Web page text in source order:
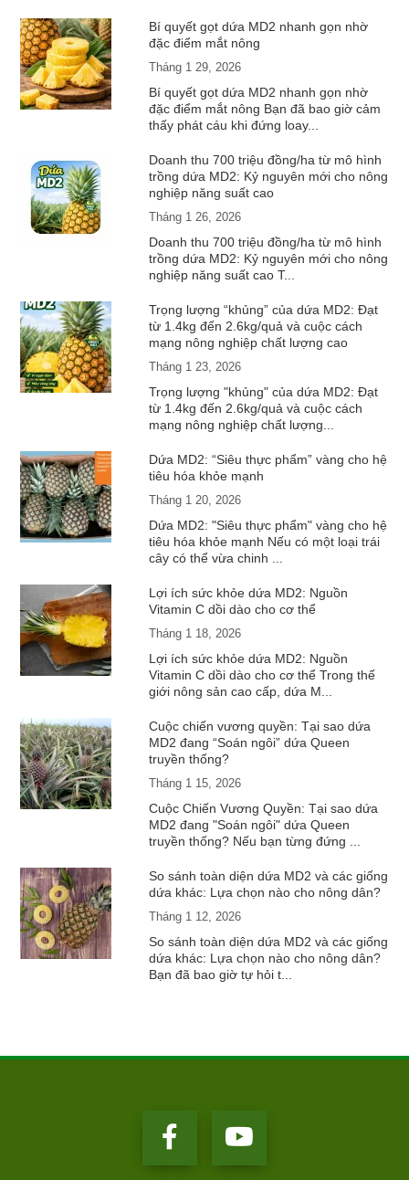
Bí quyết gọt dứa MD2 nhanh gọn nhờ
đặc điểm mắt nông
Tháng 1 29, 2026
Bí quyết gọt dứa MD2 nhanh gọn nhờ
đặc điểm mắt nông Bạn đã bao giờ cảm
thấy phát cáu khi đứng loay...
Doanh thu 700 triệu đồng/ha từ mô hình
trồng dứa MD2: Kỷ nguyên mới cho nông
nghiệp năng suất cao
Tháng 1 26, 2026
Doanh thu 700 triệu đồng/ha từ mô hình
trồng dứa MD2: Kỷ nguyên mới cho nông
nghiệp năng suất cao T...
Trọng lượng “khủng” của dứa MD2: Đạt
từ 1.4kg đến 2.6kg/quả và cuộc cách
mạng nông nghiệp chất lượng cao
Tháng 1 23, 2026
Trọng lượng "khủng" của dứa MD2: Đạt
từ 1.4kg đến 2.6kg/quả và cuộc cách
mạng nông nghiệp chất lượng...
Dứa MD2: “Siêu thực phẩm” vàng cho hệ
tiêu hóa khỏe mạnh
Tháng 1 20, 2026
Dứa MD2: "Siêu thực phẩm" vàng cho hệ
tiêu hóa khỏe mạnh Nếu có một loại trái
cây có thể vừa chinh ...
Lợi ích sức khỏe dứa MD2: Nguồn
Vitamin C dồi dào cho cơ thể
Tháng 1 18, 2026
Lợi ích sức khỏe dứa MD2: Nguồn
Vitamin C dồi dào cho cơ thể Trong thế
giới nông sản cao cấp, dứa M...
Cuộc chiến vương quyền: Tại sao dứa
MD2 đang “Soán ngôi” dứa Queen
truyền thống?
Tháng 1 15, 2026
Cuộc Chiến Vương Quyền: Tại sao dứa
MD2 đang "Soán ngôi" dứa Queen
truyền thống? Nếu bạn từng đứng ...
So sánh toàn diện dứa MD2 và các giống
dứa khác: Lựa chọn nào cho nông dân?
Tháng 1 12, 2026
So sánh toàn diện dứa MD2 và các giống
dứa khác: Lựa chọn nào cho nông dân?
Bạn đã bao giờ tự hỏi t...